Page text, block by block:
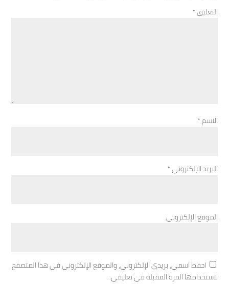
التعليق*
الاسم*
البريد الإلكتروني*
الموقع الإلكتروني
احفظ اسمي، بريدي الإلكتروني، والموقع الإلكتروني في هذا المتصفح
لاستخدامها المرة المقبلة في تعليقي.